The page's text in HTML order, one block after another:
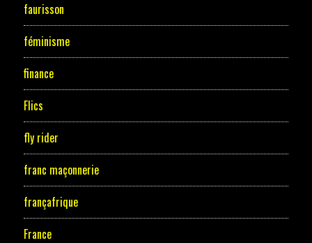
faurisson
féminisme
finance
Flics
fly rider
franc maçonnerie
françafrique
France